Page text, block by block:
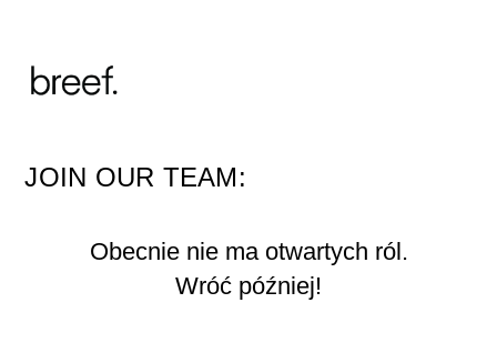
JOIN OUR TEAM:
Obecnie nie ma otwartych ról.
Wróć później!